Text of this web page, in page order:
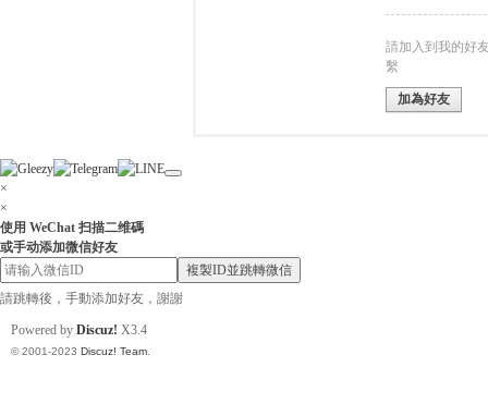
小
請加入到我的好
繫
加為好友
×
×
使用 WeChat 扫描二维碼
或手动添加微信好友
複製ID並跳轉微信
請跳轉後，手動添加好友，謝謝
Powered by Discuz! X3.4
© 2001-2023 Discuz! Team